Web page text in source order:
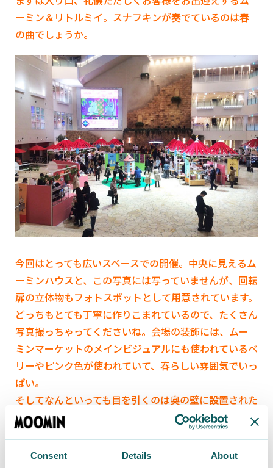
Consent Details About
ーミン＆リトルミイ。スナフキンが奏でているのは春
の曲でしょうか。
今回はとっても広いスペースでの開催。中央に見えるム
ーミンハウスと、この写真には写っていませんが、回転
扉の立体物もフォトスポットとして用意されています。
どっちもとても丁寧に作りこまれているので、たくさん
写真撮っちゃってくださいね。会場の装飾には、ムー
ミンマーケットのメインビジュアルにも使われているベ
リーやピンク色が使われていて、春らしい雰囲気でいっ
ぱい。
そしてなんといっても目を引くのは奥の壁に設置された
スクリーン、阪急アートビジョン。
カートゥーンネット
ワーク で再放送中の
『ムーミン パペット・アニメーシ
ョン』が投影されています。こんな大画面で見られるな